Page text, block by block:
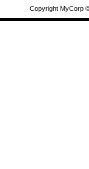
Copyright MyCorp